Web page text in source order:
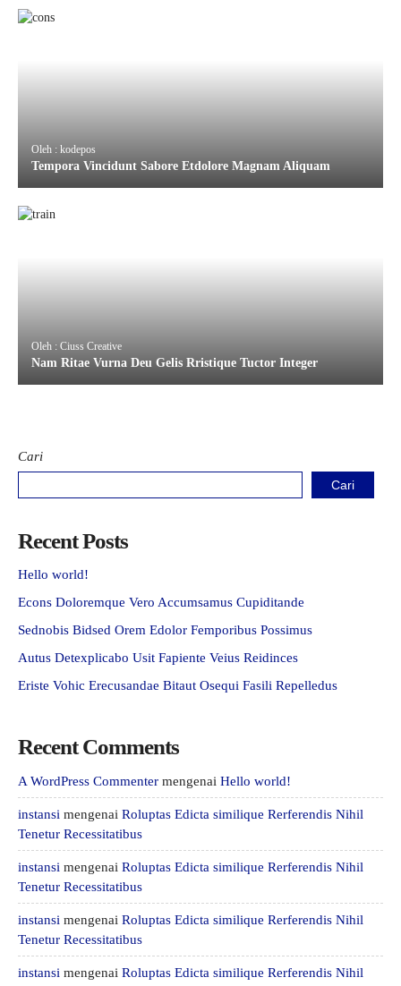
Oleh : kodepos
Tempora Vincidunt Sabore Etdolore Magnam Aliquam
Oleh : Ciuss Creative
Nam Ritae Vurna Deu Gelis Rristique Tuctor Integer
Cari
Cari
Recent Posts
Hello world!
Econs Doloremque Vero Accumsamus Cupiditande
Sednobis Bidsed Orem Edolor Femporibus Possimus
Autus Detexplicabo Usit Fapiente Veius Reidinces
Eriste Vohic Erecusandae Bitaut Osequi Fasili Repelledus
Recent Comments
A WordPress Commenter mengenai Hello world!
instansi mengenai Roluptas Edicta similique Rerferendis Nihil
Tenetur Recessitatibus
instansi mengenai Roluptas Edicta similique Rerferendis Nihil
Tenetur Recessitatibus
instansi mengenai Roluptas Edicta similique Rerferendis Nihil
Tenetur Recessitatibus
instansi mengenai Roluptas Edicta similique Rerferendis Nihil